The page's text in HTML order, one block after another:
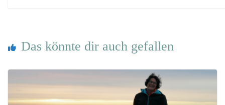
Das könnte dir auch gefallen